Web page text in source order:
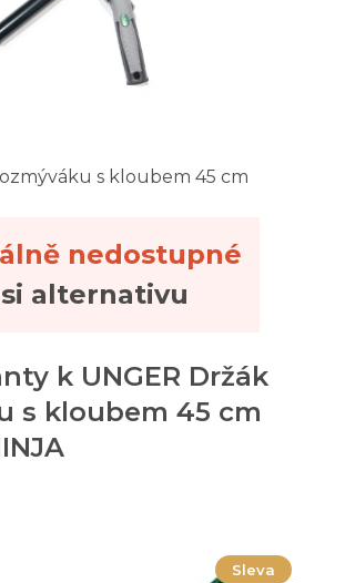
s kloubem 45 cm
nedostupné
alternativu
k UNGER Držák
s kloubem 45 cm
Sleva